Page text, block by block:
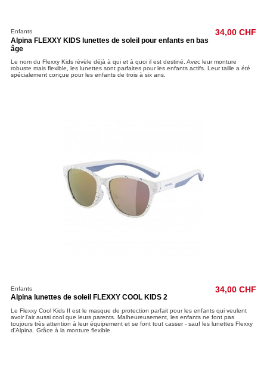
Enfants
Alpina FLEXXY KIDS lunettes de soleil pour enfants en bas
âge
34,00 CHF
Le nom du Flexxy Kids révèle déjà à qui et à quoi il est destiné. Avec leur monture
robuste mais flexible, les lunettes sont parfaites pour les enfants actifs. Leur taille a été
spécialement conçue pour les enfants de trois à six ans.
Enfants
Alpina lunettes de soleil FLEXXY COOL KIDS 2
34,00 CHF
Le Flexxy Cool Kids II est le masque de protection parfait pour les enfants qui veulent
avoir l'air aussi cool que leurs parents. Malheureusement, les enfants ne font pas
toujours très attention à leur équipement et se font tout casser - sauf les lunettes Flexxy
d'Alpina. Grâce à la monture flexible.